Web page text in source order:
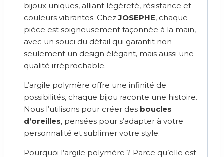
bijoux uniques, alliant légèreté, résistance et
couleurs vibrantes. ChezJOSEPHE, chaque
pièce est soigneusement façonnée à la main,
avec un souci du détail qui garantit non
seulement un design élégant, mais aussi une
qualité irréprochable.
L’argile polymère offre une infinité de
possibilités, chaque bijou raconte une histoire.
Nous l’utilisons pour créer des boucles
d’oreilles, pensées pour s’adapter à votre
personnalité et sublimer votre style.
Pourquoi l’argile polymère ? Parce qu’elle est